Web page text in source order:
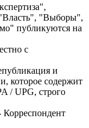
"Выборы",
публикуются на
с
и
которое содержит
/ UPG, строго
Корреспондент